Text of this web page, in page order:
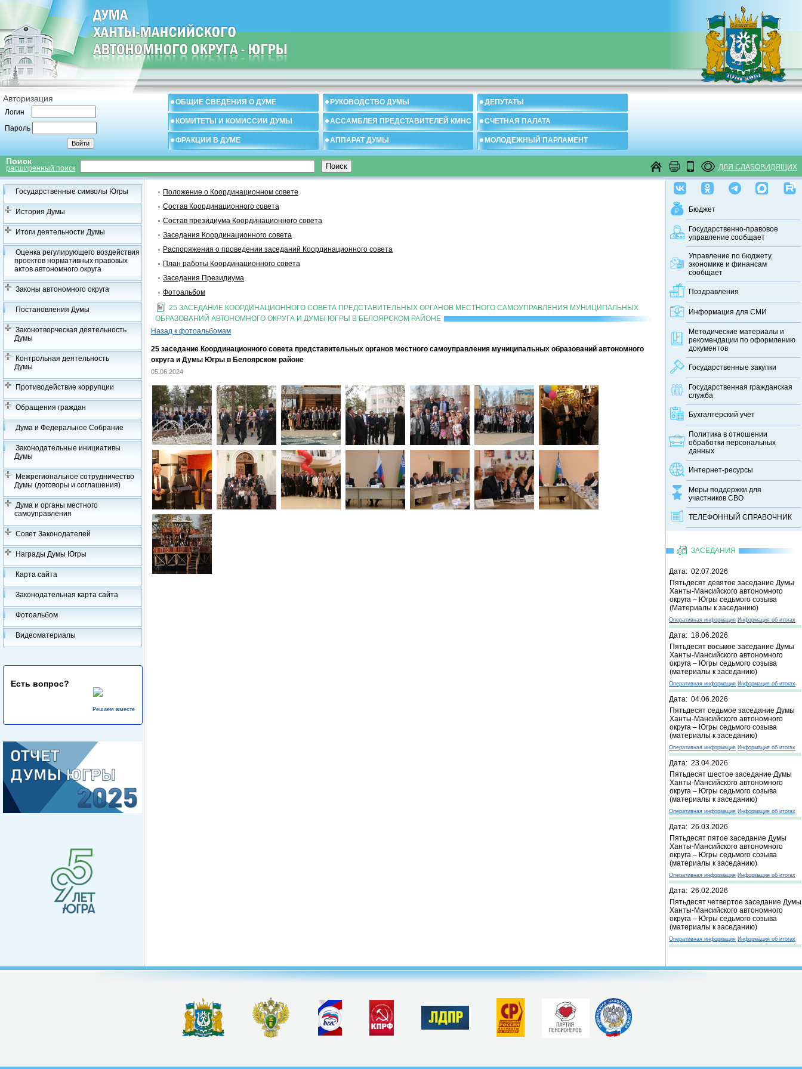
Авторизация
Логин
Пароль
ОБЩИЕ СВЕДЕНИЯ О ДУМЕ РУКОВОДСТВО ДУМЫ ДЕПУТАТЫ
КОМИТЕТЫ И КОМИССИИ ДУМЫ АССАМБЛЕЯ ПРЕДСТАВИТЕЛЕЙ КМНС СЧЕТНАЯ ПАЛАТА
ФРАКЦИИ В ДУМЕ АППАРАТ ДУМЫ МОЛОДЕЖНЫЙ ПАРЛАМЕНТ
Поиск
расширенный поиск ДЛЯ СЛАБОВИДЯЩИХ
Государственные символы Югры
История Думы
Итоги деятельности Думы
Оценка регулирующего воздействия
проектов нормативных правовых
актов автономного округа
Законы автономного округа
Постановления Думы
Законотворческая деятельность
Думы
Контрольная деятельность
Думы
Противодействие коррупции
Обращения граждан
Дума и Федеральное Собрание
Законодательные инициативы
Думы
Межрегиональное сотрудничество
Думы (договоры и соглашения)
Дума и органы местного
самоуправления
Совет Законодателей
Награды Думы Югры
Карта сайта
Законодательная карта сайта
Фотоальбом
Видеоматериалы
Есть вопрос?
Решаем вместе
Бюджет
Государственно-правовое
управление сообщает
Управление по бюджету,
экономике и финансам
сообщает
Поздравления
Информация для СМИ
Методические материалы и
рекомендации по оформлению
документов
Государственные закупки
Государственная гражданская
служба
Бухгалтерский учет
Политика в отношении
обработки персональных
данных
Интернет-ресурсы
Меры поддержки для
участников СВО
ТЕЛЕФОННЫЙ CПРАВОЧНИК
ЗАСЕДАНИЯ
Дата: 02.07.2026
Пятьдесят девятое заседание Думы
Ханты-Мансийского автономного
округа – Югры седьмого созыва
(Материалы к заседанию)
Оперативная информация Информация об итогах
Дата: 18.06.2026
Пятьдесят восьмое заседание Думы
Ханты-Мансийского автономного
округа – Югры седьмого созыва
(материалы к заседанию)
Оперативная информация Информация об итогах
Дата: 04.06.2026
Пятьдесят седьмое заседание Думы
Ханты-Мансийского автономного
округа – Югры седьмого созыва
(материалы к заседанию)
Оперативная информация Информация об итогах
Дата: 23.04.2026
Пятьдесят шестое заседание Думы
Ханты-Мансийского автономного
округа – Югры седьмого созыва
(материалы к заседанию)
Оперативная информация Информация об итогах
Дата: 26.03.2026
Пятьдесят пятое заседание Думы
Ханты-Мансийского автономного
округа – Югры седьмого созыва
(материалы к заседанию)
Оперативная информация Информация об итогах
Дата: 26.02.2026
Пятьдесят четвертое заседание Думы
Ханты-Мансийского автономного
округа – Югры седьмого созыва
(материалы к заседанию)
Оперативная информация Информация об итогах
Положение о Координационном совете
Состав Координационного совета
Состав президиума Координационного совета
Заседания Координационного cовета
Распоряжения о проведении заседаний Координационного совета
План работы Координационного совета
Заседания Президиума
Фотоальбом
25 ЗАСЕДАНИЕ КООРДИНАЦИОННОГО СОВЕТА ПРЕДСТАВИТЕЛЬНЫХ ОРГАНОВ МЕСТНОГО САМОУПРАВЛЕНИЯ МУНИЦИПАЛЬНЫХ
ОБРАЗОВАНИЙ АВТОНОМНОГО ОКРУГА И ДУМЫ ЮГРЫ В БЕЛОЯРСКОМ РАЙОНЕ
Назад к фотоальбомам
25 заседание Координационного совета представительных органов местного самоуправления муниципальных образований автономного
округа и Думы Югры в Белоярском районе
05.06.2024